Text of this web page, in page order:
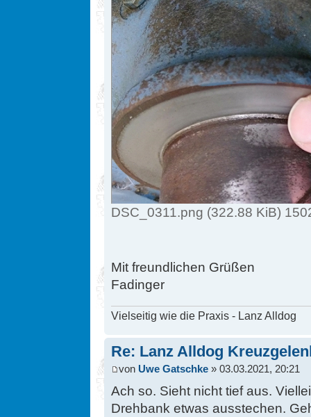
DSC_0311.png (322.88 KiB)
Mit freundlichen Grüßen
Fadinger
Vielseitig wie die Praxis - Lanz Alldog
Re: Lanz Alldog
von Uwe Gatschke » 03.03.2021, 20:21
Ach so. Sieht nicht tief aus.
Drehbank etwas ausstechen.